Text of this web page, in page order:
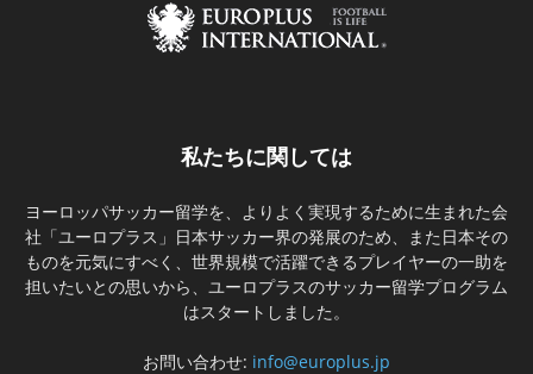
私たちに関しては
ヨーロッパサッカー留学を、よりよく実現するために生まれた会
社「ユーロプラス」日本サッカー界の発展のため、また日本その
ものを元気にすべく、世界規模で活躍できるプレイヤーの一助を
担いたいとの思いから、ユーロプラスのサッカー留学プログラム
はスタートしました。
お問い合わせ: info@europlus.jp